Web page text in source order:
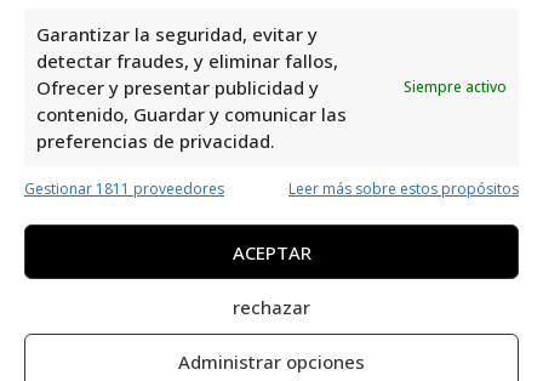
Garantizar la seguridad, evitar y
detectar fraudes, y eliminar fallos,
Ofrecer y presentar publicidad y
contenido, Guardar y comunicar las
preferencias de privacidad.
Siempre activo
Gestionar 1811 proveedores Leer más sobre estos propósitos
ACEPTAR
rechazar
Administrar opciones
Horario de servicio de Asesoria
Caesar Asesores Fiscal, Laboral,
Contable Y Juridico En Alicante Y
Murcia
Lunes
9:00 a 14:00 – 16:00
9:00 a 14:00 – 16:00
a 19:30